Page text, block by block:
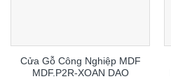
Cửa Gỗ Công Nghiệp MDF
MDF.P2R-XOAN DAO